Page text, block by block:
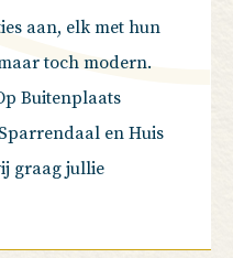
aan, elk met hun
toch modern.
Buitenplaats
en Huis
graag jullie